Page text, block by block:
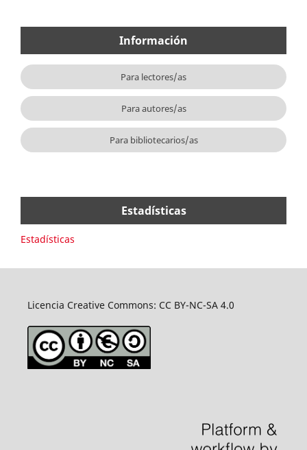
Información
Para lectores/as
Para autores/as
Para bibliotecarios/as
Estadísticas
Estadísticas
Licencia Creative Commons: CC BY-NC-SA 4.0